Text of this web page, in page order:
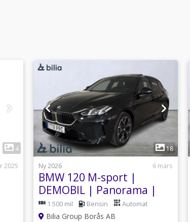
4
2025
1
18
Ny 2026
6 mars
BMW 120 M-sport |
DEMOBIL | Panorama |
Backkamera | 18"
1 500 mil Bensin Automat
Bilia Group Borås AB